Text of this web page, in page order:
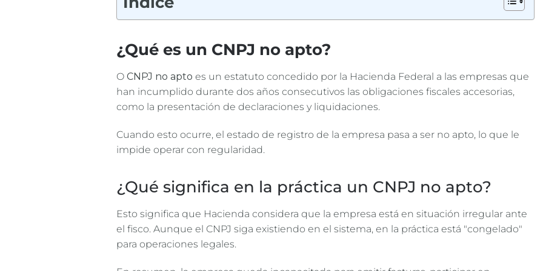
¿Qué es un CNPJ no apto?
O CNPJ no apto es un estatuto concedido por la Hacienda Federal a las empresas que
han incumplido durante dos años consecutivos las obligaciones fiscales accesorias,
como la presentación de declaraciones y liquidaciones.
Cuando esto ocurre, el estado de registro de la empresa pasa a ser no apto, lo que le
impide operar con regularidad.
¿Qué significa en la práctica un CNPJ no apto?
Esto significa que Hacienda considera que la empresa está en situación irregular ante
el fisco. Aunque el CNPJ siga existiendo en el sistema, en la práctica está "congelado"
para operaciones legales.